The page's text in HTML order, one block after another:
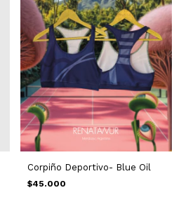
Corpiño Deportivo- Blue Oil
$45.000